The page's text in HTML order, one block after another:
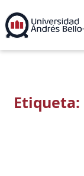
Etiqueta: